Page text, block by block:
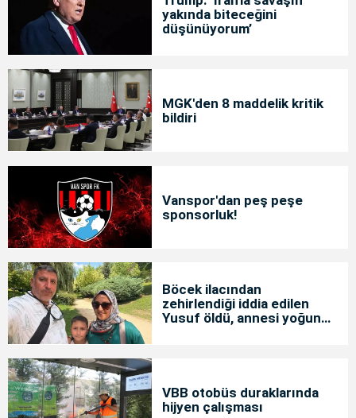
yakında biteceğini
düşünüyorum’
MGK'den 8 maddelik kritik
bildiri
Vanspor'dan peş peşe
sponsorluk!
Böcek ilacından
zehirlendiği iddia edilen
Yusuf öldü, annesi yoğun
VBB otobüs duraklarında
hijyen çalışması